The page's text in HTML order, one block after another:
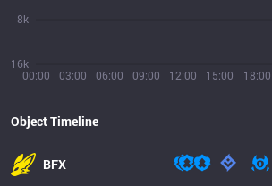
00:00 03:00 06:00 09:00 12:00 15:00 18:00
16k
8k
Object Timeline
BFX